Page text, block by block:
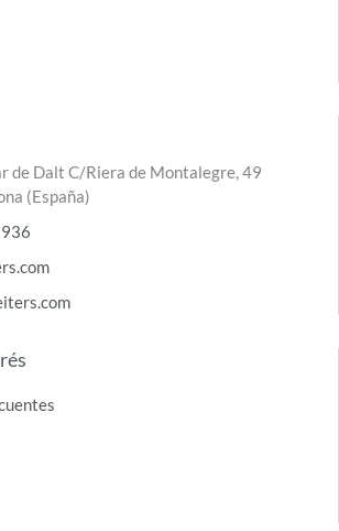
de Dalt C/Riera de Montalegre, 49
(España)